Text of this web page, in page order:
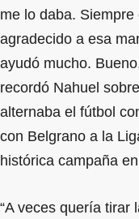
me lo daba.
agradecido a esa
ayudó mucho.
recordó Nahuel
alternaba el fútbol
con Belgrano a la
histórica campaña
“A veces quería tirar